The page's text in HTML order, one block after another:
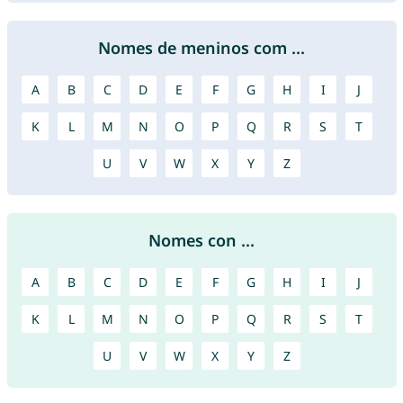
Nomes de meninos com ...
A B C D E F G H I J
K L M N O P Q R S T
U V W X Y Z
Nomes con ...
A B C D E F G H I J
K L M N O P Q R S T
U V W X Y Z